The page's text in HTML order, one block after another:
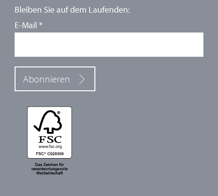
Bleiben Sie auf dem Laufenden:
E-Mail *
Abonnieren